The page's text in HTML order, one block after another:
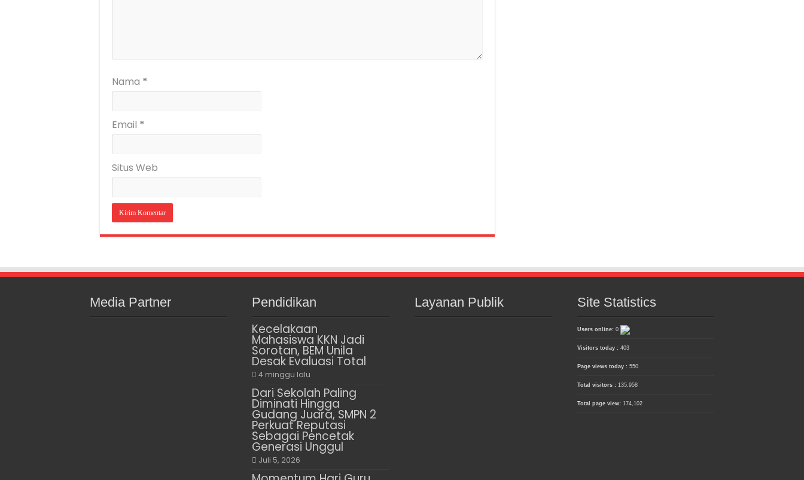
Nama *
Email *
Situs Web
Media Partner Pendidikan
Kecelakaan
Mahasiswa KKN Jadi
Sorotan, BEM Unila
Desak Evaluasi Total
4 minggu lalu
Dari Sekolah Paling
Diminati Hingga
Gudang Juara, SMPN 2
Perkuat Reputasi
Sebagai Pencetak
Generasi Unggul
Juli 5, 2026
Layanan Publik Site Statistics
Users online: 0
Visitors today : 403
Page views today : 550
Total visitors : 135,958
Total page view: 174,102